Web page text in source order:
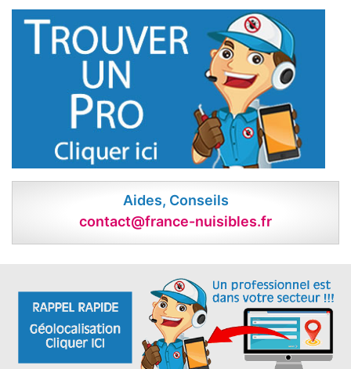
Aides, Conseils
contact@france-nuisibles.fr